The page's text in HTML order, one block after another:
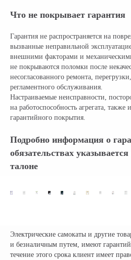
Что не покрывает гарантия
Гарантия не распространяется на
вызванные неправильной
внешними факторами и
не покрываются поломки после
несогласованного ремонта,
регламентного обслуживания.
Настраиваемые неисправности,
на работоспособность агрегата, также
гарантийного покрытия.
Подробно информация о
обязательствах
талоне
Электрические самокаты и другие
и безналичным путем, имеют
течение этого срока клиент имеет